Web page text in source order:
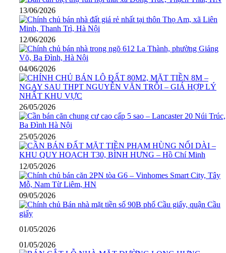
13/06/2026
12/06/2026
04/06/2026
26/05/2026
25/05/2026
12/05/2026
09/05/2026
01/05/2026
01/05/2026